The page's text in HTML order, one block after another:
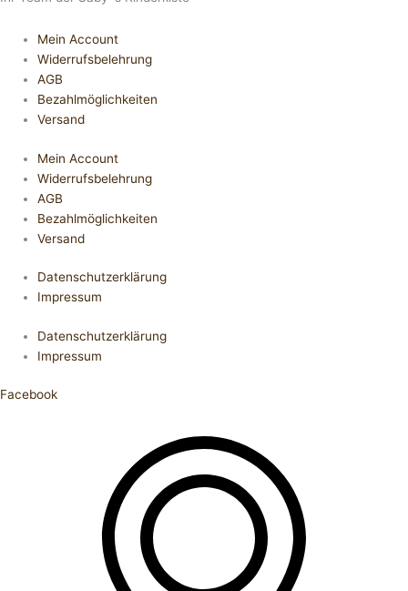
Mein Account
Widerrufsbelehrung
AGB
Bezahlmöglichkeiten
Versand
Mein Account
Widerrufsbelehrung
AGB
Bezahlmöglichkeiten
Versand
Datenschutzerklärung
Impressum
Datenschutzerklärung
Impressum
Facebook